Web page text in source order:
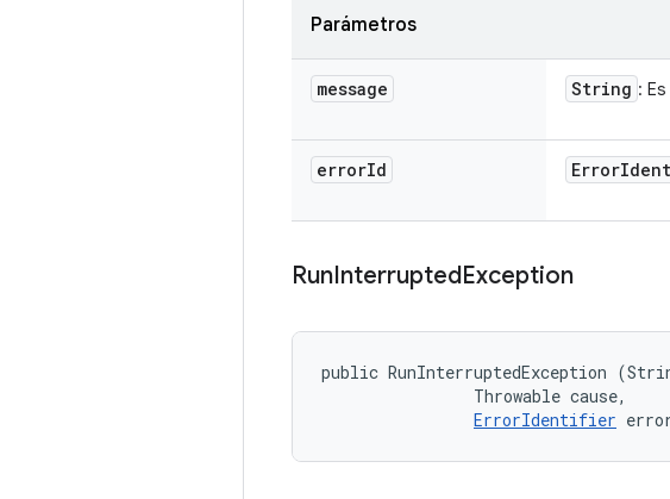
Parámetros
message String :
errorId Error
RunInterruptedException
public RunInterruptedException
                Throwable cause,
ErrorIdentifier